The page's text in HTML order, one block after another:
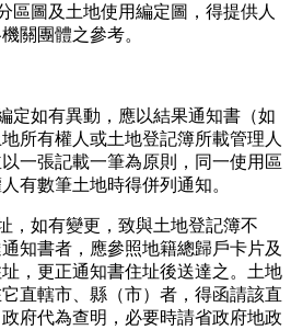
區圖及土地使用編定圖，得提供人
關團體之參考。
定如有異動，應以結果通知書（如
所有權人或土地登記簿所載管理人
一張記載一筆為原則，同一使用區
有數筆土地時得併列通知。
，如有變更，致與土地登記簿不
知書者，應參照地籍總歸戶卡片及
，更正通知書住址後送達之。土地
直轄市、縣（市）者，得函請該直
府代為查明，必要時請省政府地政